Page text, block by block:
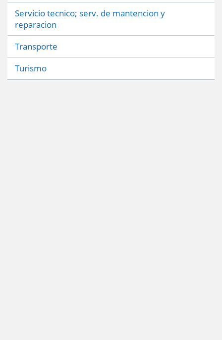
Servicio tecnico; serv. de mantencion y
reparacion
Transporte
Turismo